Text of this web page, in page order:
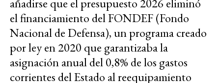
añadirse que el presupuesto 2026 eliminó
el financiamiento del FONDEF (Fondo
Nacional de Defensa), un programa creado
por ley en 2020 que garantizaba la
asignación anual del 0,8% de los gastos
corrientes del Estado al reequipamiento